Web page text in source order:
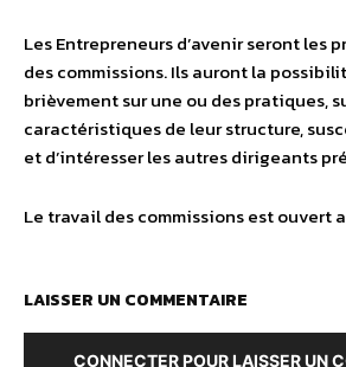
Les Entrepreneurs d’avenir seront les
des commissions. Ils auront la
brièvement sur une ou des pratiques,
caractéristiques de leur structure,
et d’intéresser les autres dirigeants
Le travail des commissions est ouvert
LAISSER UN COMMENTAIRE
CONNECTER POUR LAISSER UN